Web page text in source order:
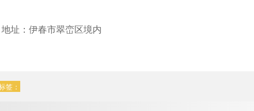
地址：伊春市翠峦区境内
签：